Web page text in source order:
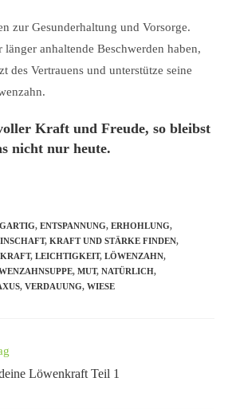
zur Gesunderhaltung und Vorsorge.
länger anhaltende Beschwerden haben,
des Vertrauens und unterstütze seine
Kraft und Freude, so bleibst
nicht nur heute.
, ENTSPANNUNG, ERHOHLUNG,
, KRAFT UND STÄRKE FINDEN,
, LEICHTIGKEIT, LÖWENZAHN,
, MUT, NATÜRLICH,
, VERDAUUNG, WIESE
Löwenkraft Teil 1